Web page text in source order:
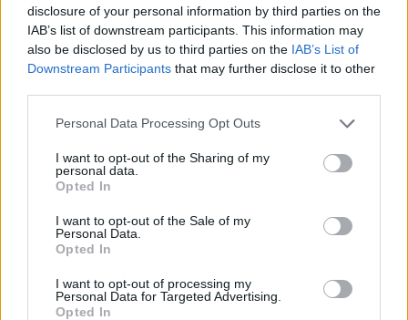
disclosure of your personal information by third parties on the
IAB’s list of downstream participants. This information may
also be disclosed by us to third parties on the IAB’s List of
Downstream Participants that may further disclose it to other
Personal Data Processing Opt Outs
I want to opt-out of the Sharing of my
personal data.
Opted In
I want to opt-out of the Sale of my
Personal Data.
Opted In
I want to opt-out of processing my
Personal Data for Targeted Advertising.
Opted In
Barátság és Pénz? Így Maradjatok Együtt Étkezési
Döntéseknél
Tovább olvasom »